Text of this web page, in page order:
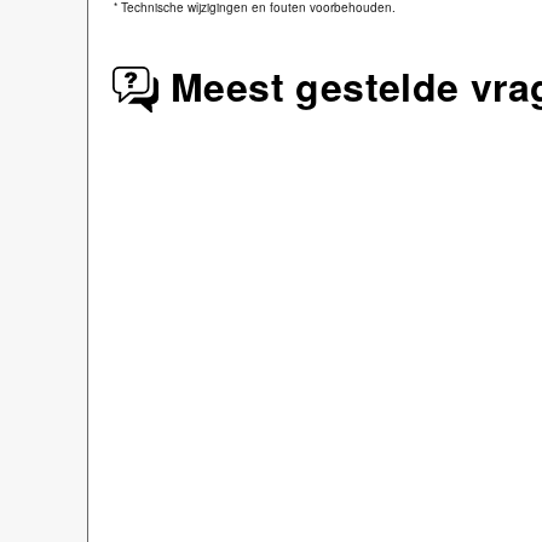
* Technische wijzigingen en fouten voorbehouden.
Meest gestelde